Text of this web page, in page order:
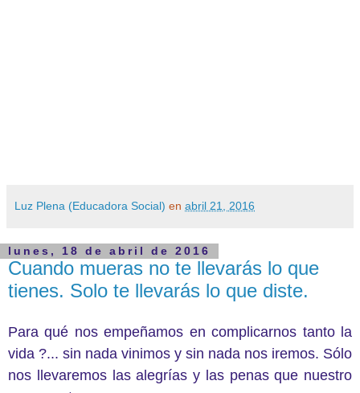
Luz Plena (Educadora Social) en abril 21, 2016
lunes, 18 de abril de 2016
Cuando mueras no te llevarás lo que
tienes. Solo te llevarás lo que diste.
Para qué nos empeñamos en complicarnos tanto la
vida ?... sin nada vinimos y sin nada nos iremos. Sólo
nos llevaremos las alegrías y las penas que nuestro